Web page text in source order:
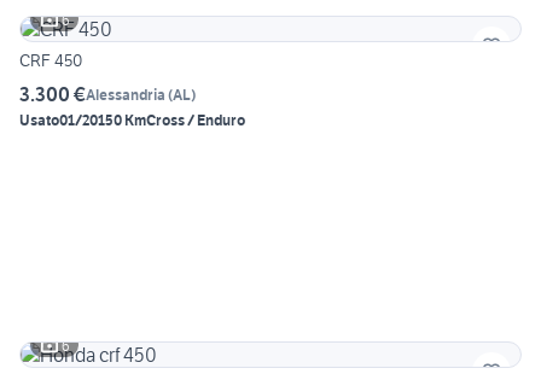
6
CRF 450
3.300 €Alessandria (AL)
Usato01/20150 KmCross / Enduro
6